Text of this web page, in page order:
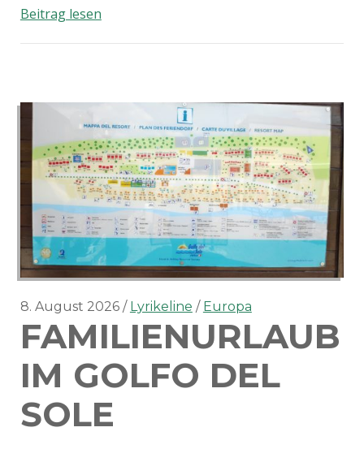
Beitrag lesenValpiana
8. August 2026 Lyrikeline Europa
FAMILIENURLAUB
IM GOLFO DEL
SOLE